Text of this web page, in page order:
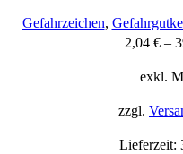
Gefahrzeichen,
2,04 € –
exkl.
zzgl.
Lieferzeit: